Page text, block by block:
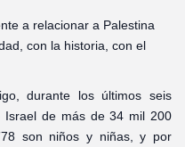
a relacionar a Palestina
con la historia, con el
durante los últimos seis
Israel de más de 34 mil 200
son niños y niñas, y por